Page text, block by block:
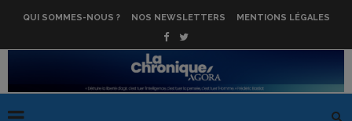
QUI SOMMES-NOUS ? NOS NEWSLETTERS MENTIONS LÉGALES